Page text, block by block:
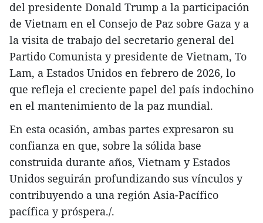
del presidente Donald Trump a la participación
de Vietnam en el Consejo de Paz sobre Gaza y a
la visita de trabajo del secretario general del
Partido Comunista y presidente de Vietnam, To
Lam, a Estados Unidos en febrero de 2026, lo
que refleja el creciente papel del país indochino
en el mantenimiento de la paz mundial.
En esta ocasión, ambas partes expresaron su
confianza en que, sobre la sólida base
construida durante años, Vietnam y Estados
Unidos seguirán profundizando sus vínculos y
contribuyendo a una región Asia-Pacífico
pacífica y próspera./.